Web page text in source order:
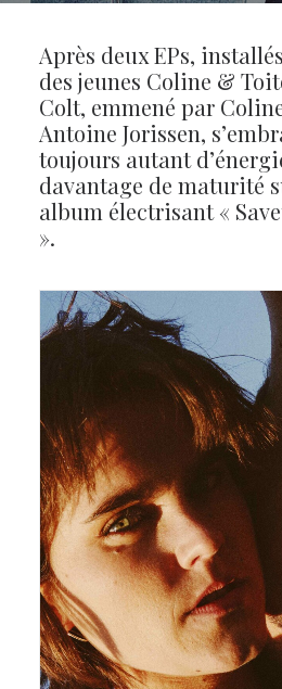
Après deux EPs,
des jeunes Coline &
Colt, emmené par
Antoine Jorissen,
toujours autant
davantage de maturité
album électrisant «
».